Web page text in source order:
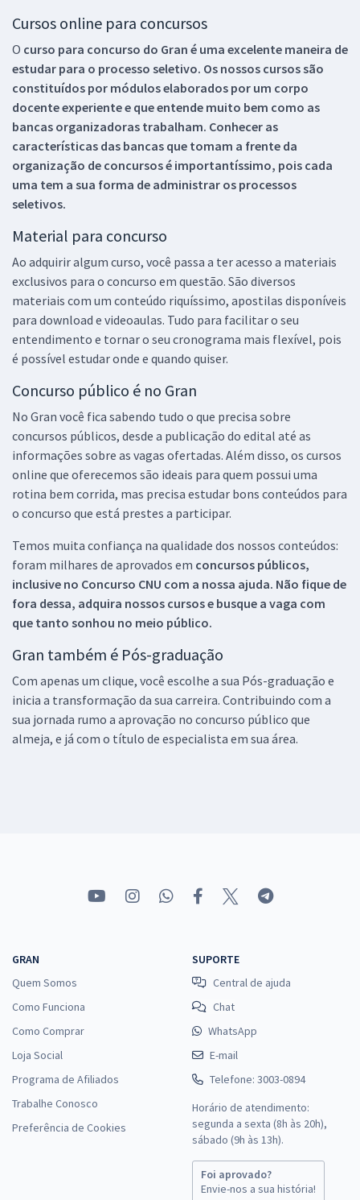
Cursos online para concursos
O curso para concurso do Gran é uma excelente maneira de
estudar para o processo seletivo. Os nossos cursos são
constituídos por módulos elaborados por um corpo
docente experiente e que entende muito bem como as
bancas organizadoras trabalham. Conhecer as
características das bancas que tomam a frente da
organização de concursos é importantíssimo, pois cada
uma tem a sua forma de administrar os processos
seletivos.
Material para concurso
Ao adquirir algum curso, você passa a ter acesso a materiais
exclusivos para o concurso em questão. São diversos
materiais com um conteúdo riquíssimo, apostilas disponíveis
para download e videoaulas. Tudo para facilitar o seu
entendimento e tornar o seu cronograma mais flexível, pois
é possível estudar onde e quando quiser.
Concurso público é no Gran
No Gran você fica sabendo tudo o que precisa sobre
concursos públicos, desde a publicação do edital até as
informações sobre as vagas ofertadas. Além disso, os cursos
online que oferecemos são ideais para quem possui uma
rotina bem corrida, mas precisa estudar bons conteúdos para
o concurso que está prestes a participar.
Temos muita confiança na qualidade dos nossos conteúdos:
foram milhares de aprovados em concursos públicos,
inclusive no Concurso CNU com a nossa ajuda. Não fique de
fora dessa, adquira nossos cursos e busque a vaga com
que tanto sonhou no meio público.
Gran também é Pós-graduação
Com apenas um clique, você escolhe a sua Pós-graduação e
inicia a transformação da sua carreira. Contribuindo com a
sua jornada rumo a aprovação no concurso público que
almeja, e já com o título de especialista em sua área.
GRAN
Quem Somos
Como Funciona
Como Comprar
Loja Social
Programa de Afiliados
Trabalhe Conosco
Preferência de Cookies
SUPORTE
Central de ajuda
Chat
WhatsApp
E-mail
Telefone: 3003-0894
Horário de atendimento:
segunda a sexta (8h às 20h),
sábado (9h às 13h).
Foi aprovado?
Envie-nos a sua história!